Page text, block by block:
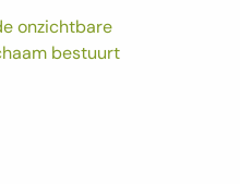
onzichtbare
bestuurt